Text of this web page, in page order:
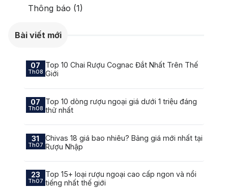
Thông báo (1)
Bài viết mới
07
Th08
Top 10 Chai Rượu Cognac Đắt Nhất Trên Thế
Giới
07
Th08
Top 10 dòng rượu ngoại giá dưới 1 triệu đáng
thử nhất
31
Th07
Chivas 18 giá bao nhiêu? Bảng giá mới nhất tại
Rượu Nhập
23
Th07
Top 15+ loại rượu ngoại cao cấp ngon và nổi
tiếng nhất thế giới